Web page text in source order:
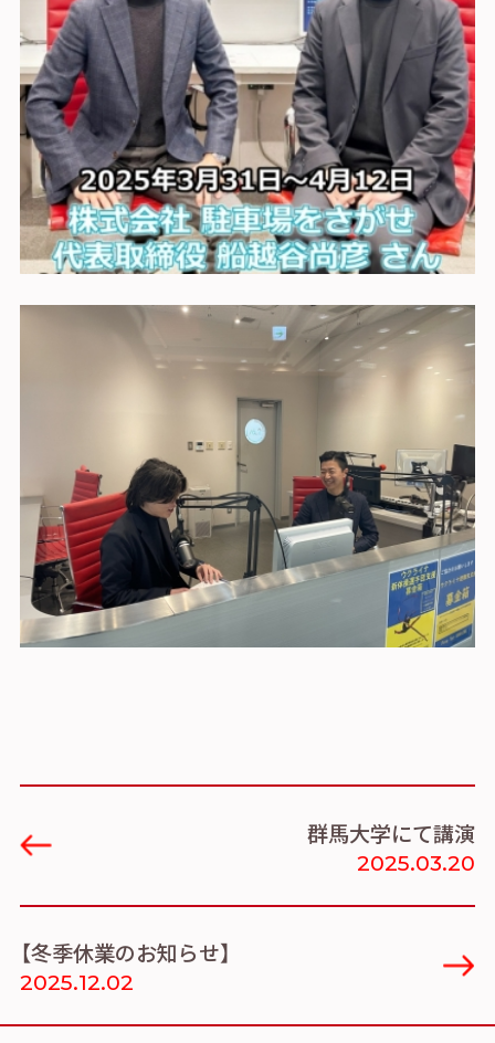
群馬大学にて講演
2025.03.20
【冬季休業のお知らせ】
2025.12.02